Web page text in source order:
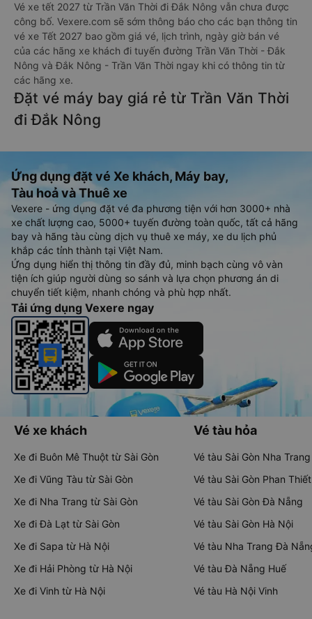
Vé xe tết 2027 từ Trần Văn Thời đi Đắk Nông vẫn chưa được
công bố. Vexere.com sẽ sớm thông báo cho các bạn thông tin
vé xe Tết 2027 bao gồm giá vé, lịch trình, ngày giờ bán vé
của các hãng xe khách đi tuyến đường Trần Văn Thời - Đắk
Nông và Đắk Nông - Trần Văn Thời ngay khi có thông tin từ
các hãng xe.
Đặt vé máy bay giá rẻ từ Trần Văn Thời
đi Đắk Nông
Ứng dụng đặt vé Xe khách, Máy bay,
Tàu hoả và Thuê xe
Vexere - ứng dụng đặt vé đa phương tiện với hơn 3000+ nhà
xe chất lượng cao, 5000+ tuyến đường toàn quốc, tất cả hãng
bay và hãng tàu cùng dịch vụ thuê xe máy, xe du lịch phủ
khắp các tỉnh thành tại Việt Nam.
Ứng dụng hiển thị thông tin đầy đủ, minh bạch cùng vô vàn
tiện ích giúp người dùng so sánh và lựa chọn phương án di
chuyển tiết kiệm, nhanh chóng và phù hợp nhất.
Tải ứng dụng Vexere ngay
Vé xe khách
Xe đi Buôn Mê Thuột từ Sài Gòn
Xe đi Vũng Tàu từ Sài Gòn
Xe đi Nha Trang từ Sài Gòn
Xe đi Đà Lạt từ Sài Gòn
Xe đi Sapa từ Hà Nội
Xe đi Hải Phòng từ Hà Nội
Xe đi Vinh từ Hà Nội
Vé tàu hỏa
Vé tàu Sài Gòn Nha Trang
Vé tàu Sài Gòn Phan Thiết
Vé tàu Sài Gòn Đà Nẵng
Vé tàu Sài Gòn Hà Nội
Vé tàu Nha Trang Đà
Vé tàu Đà Nẵng Huế
Vé tàu Hà Nội Vinh